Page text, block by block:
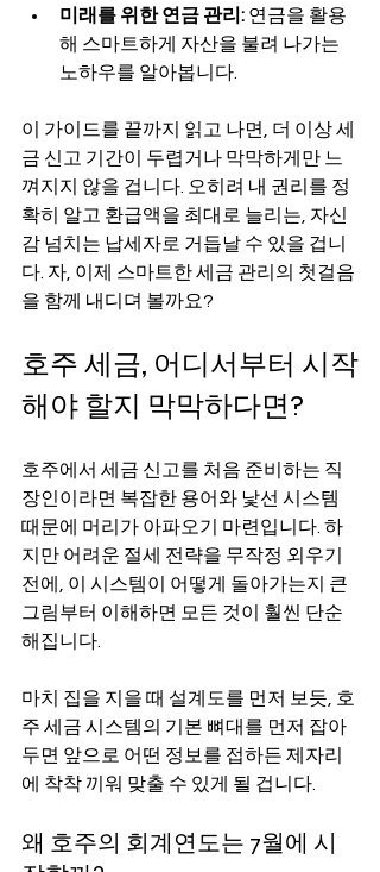
미래를 위한 연금 관리: 연금을 활용
해 스마트하게 자산을 불려 나가는
노하우를 알아봅니다.
이 가이드를 끝까지 읽고 나면, 더 이상 세
금 신고 기간이 두렵거나 막막하게만 느
껴지지 않을 겁니다. 오히려 내 권리를 정
확히 알고 환급액을 최대로 늘리는, 자신
감 넘치는 납세자로 거듭날 수 있을 겁니
다. 자, 이제 스마트한 세금 관리의 첫걸음
을 함께 내디뎌 볼까요?
호주 세금, 어디서부터 시작
해야 할지 막막하다면?
호주에서 세금 신고를 처음 준비하는 직
장인이라면 복잡한 용어와 낯선 시스템
때문에 머리가 아파오기 마련입니다. 하
지만 어려운 절세 전략을 무작정 외우기
전에, 이 시스템이 어떻게 돌아가는지 큰
그림부터 이해하면 모든 것이 훨씬 단순
해집니다.
마치 집을 지을 때 설계도를 먼저 보듯, 호
주 세금 시스템의 기본 뼈대를 먼저 잡아
두면 앞으로 어떤 정보를 접하든 제자리
에 착착 끼워 맞출 수 있게 될 겁니다.
왜 호주의 회계연도는 7월에 시